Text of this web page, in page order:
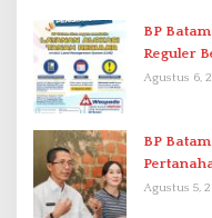
BP
Reguler
Agustus 6,
BP
Agustus 5,